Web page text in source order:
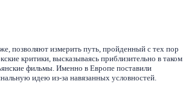
позволяют измерить путь, пройденный с тех пор
критики, высказываясь приблизительно в таком
фильмы. Именно в Европе поставили
идею из-за навязанных условностей.